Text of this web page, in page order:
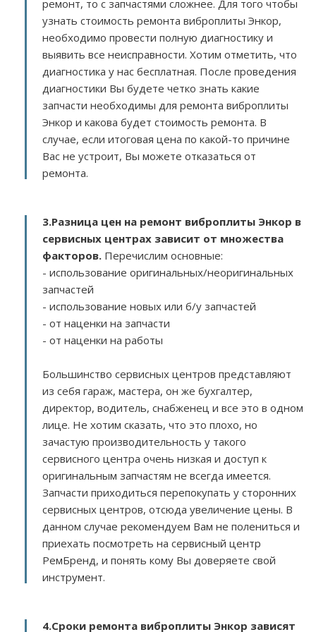
ремонт, то с запчастями сложнее. Для того чтобы
узнать стоимость ремонта виброплиты Энкор,
необходимо провести полную диагностику и
выявить все неисправности. Хотим отметить, что
диагностика у нас бесплатная. После проведения
диагностики Вы будете четко знать какие
запчасти необходимы для ремонта виброплиты
Энкор и какова будет стоимость ремонта. В
случае, если итоговая цена по какой-то причине
Вас не устроит, Вы можете отказаться от
ремонта.
3.Разница цен на ремонт виброплиты Энкор в
сервисных центрах зависит от множества
факторов. Перечислим основные:
- использование оригинальных/неоригинальных
запчастей
- использование новых или б/у запчастей
- от наценки на запчасти
- от наценки на работы
Большинство сервисных центров представляют
из себя гараж, мастера, он же бухгалтер,
директор, водитель, снабженец и все это в одном
лице. Не хотим сказать, что это плохо, но
зачастую производительность у такого
сервисного центра очень низкая и доступ к
оригинальным запчастям не всегда имеется.
Запчасти приходиться перепокупать у сторонних
сервисных центров, отсюда увеличение цены. В
данном случае рекомендуем Вам не полениться и
приехать посмотреть на сервисный центр
РемБренд, и понять кому Вы доверяете свой
инструмент.
4.Сроки ремонта виброплиты Энкор зависят